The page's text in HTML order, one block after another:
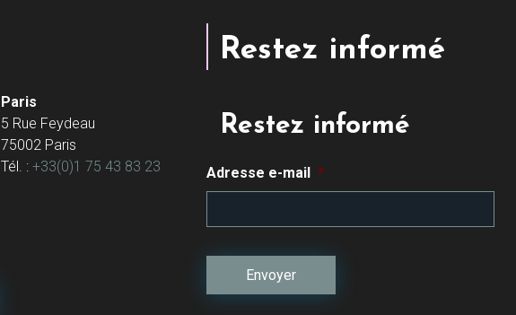
Paris
5 Rue Feydeau
75002 Paris
Tél. : +33(0)1 75 43 83 23
Restez informé
Restez informé
Adresse e-mail *